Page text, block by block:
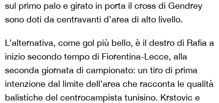
sul primo palo e girato in porta il cross di Gendrey
sono doti da centravanti d’area di alto livello.
L’alternativa, come gol più bello, è il destro di Rafia a
inizio secondo tempo di Fiorentina-Lecce, alla
seconda giornata di campionato: un tiro di prima
intenzione dal limite dell’area che racconta le qualità
balistiche del centrocampista tunisino. Krstovic e